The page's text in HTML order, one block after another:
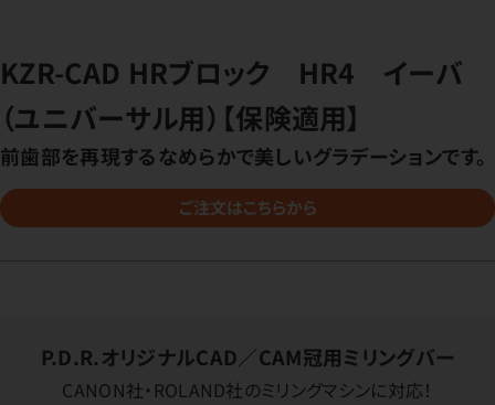
KZR-CAD HRブロック HR4 イーバ
（ユニバーサル用）【保険適用】
前歯部を再現するなめらかで美しいグラデーションです。
ご注文はこちらから
P.D.R.オリジナルCAD／CAM冠用ミリングバー
CANON社・ROLAND社のミリングマシンに対応！